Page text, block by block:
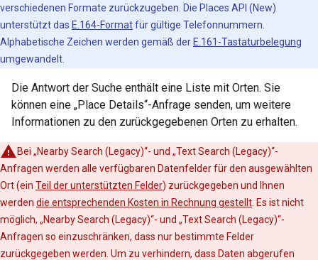
verschiedenen Formate zurückzugeben. Die Places API (New)
unterstützt das E.164-Formatfür gültige Telefonnummern.
Alphabetische Zeichen werden gemäß der E.161-Tastaturbelegung
umgewandelt.
Die Antwort der Suche enthält eine Liste mit Orten. Sie
können eine „Place Details“-Anfrage senden, um weitere
Informationen zu den zurückgegebenen Orten zu erhalten.
Bei „Nearby Search (Legacy)“- und „Text Search (Legacy)“-
Anfragen werden alle verfügbaren Datenfelder für den ausgewählten
Ort (ein Teil der unterstützten Felder) zurückgegeben und Ihnen
werden die entsprechenden Kosten in Rechnung gestellt . Es ist nicht
möglich, „Nearby Search (Legacy)“- und „Text Search (Legacy)“-
Anfragen so einzuschränken, dass nur bestimmte Felder
zurückgegeben werden. Um zu verhindern, dass Daten abgerufen